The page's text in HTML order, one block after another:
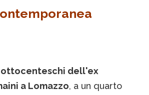
dell'ex
a Lomazzo, a un quarto